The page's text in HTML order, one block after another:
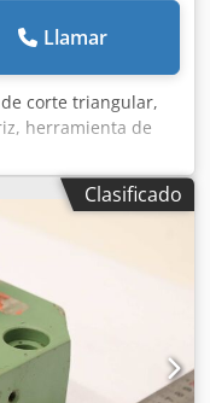
Llamar
corte triangular,
herramienta de
troquel, matriz de
punzón de
punzón de corte,
-Herramienta de
de perfiles de
ver fotos -
200/85/A170
Clasificado